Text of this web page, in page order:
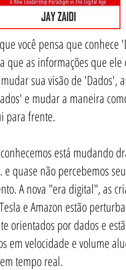
você pensa que conhece
que as informações que ele
sua visão de 'Dados',
e mudar a maneira
para frente.
está mudando
e quase não percebemos
A nova "era digital", as
e Amazon estão
orientados por dados e
em velocidade e volume
tempo real.